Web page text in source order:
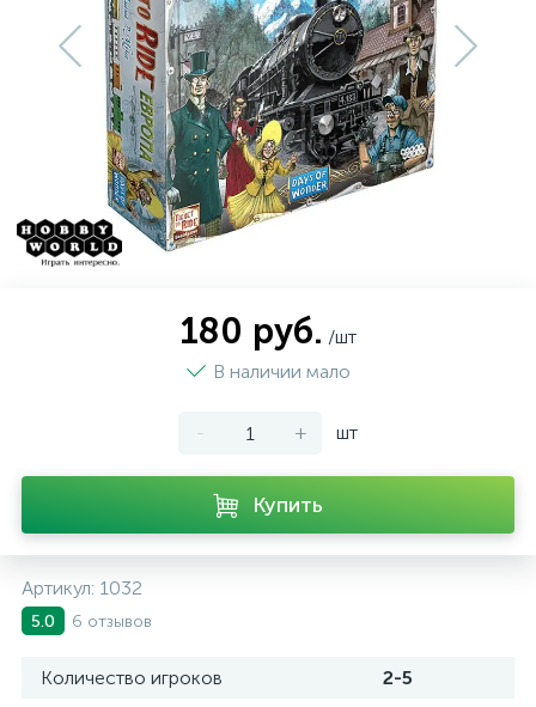
180 руб. /шт
В наличии мало
- + шт
Купить
Артикул: 1032
5.0 6 отзывов
Количество игроков
2-5